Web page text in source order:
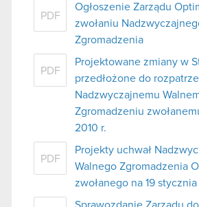
PDF
Ogłoszenie Zarządu
zwołaniu
Zgromadzenia
PDF
Projektowane zmiany w
przedłożone do
Nadzwyczajnemu
Zgromadzeniu
2010 r.
PDF
Projekty uchwał
Walnego Zgromadzenia
zwołanego na 19 stycznia
Sprawozdanie Zarządu